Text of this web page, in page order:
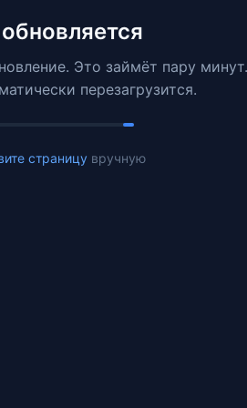
Это займёт пару
перезагрузится.
страницу вручную